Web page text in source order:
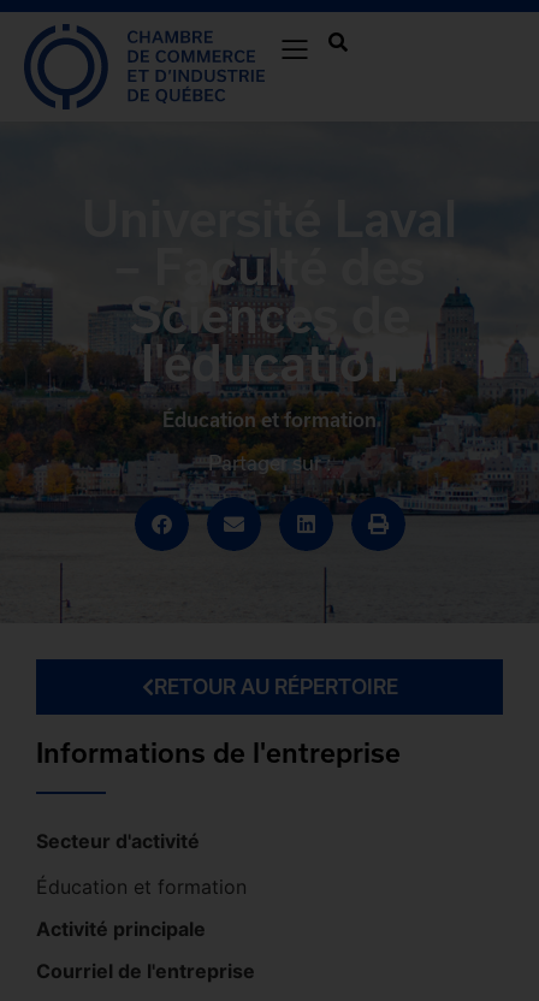
– Faculté des
Sciences de
l'éducation
Éducation et formation
Partager sur :
RETOUR AU RÉPERTOIRE
Informations de l'entreprise
Secteur d'activité
Éducation et formation
Activité principale
Courriel de l'entreprise